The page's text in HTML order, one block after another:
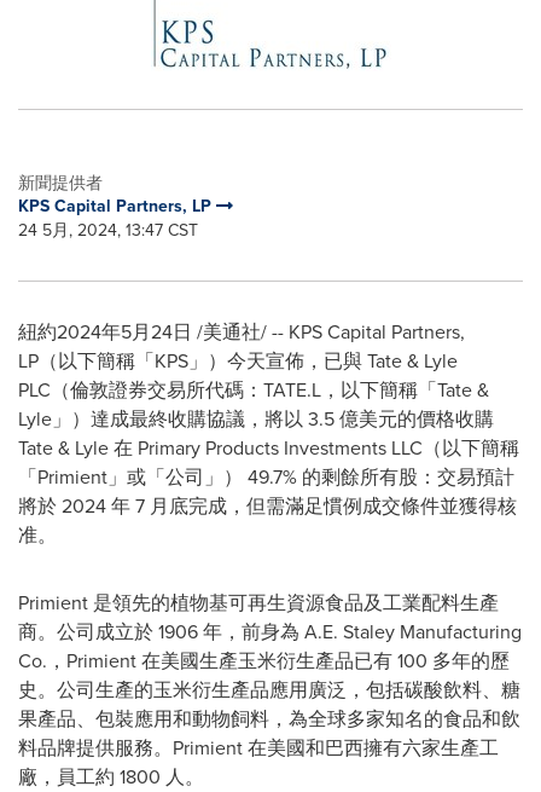
新聞提供者
KPS Capital Partners, LP
24 5月, 2024, 13:47 CST
紐約2024年5月24日 /美通社/ -- KPS Capital Partners,
LP（以下簡稱「KPS」）今天宣佈，已與 Tate & Lyle
PLC（倫敦證券交易所代碼：TATE.L，以下簡稱「Tate &
Lyle」）達成最終收購協議，將以 3.5 億美元的價格收購
Tate & Lyle 在 Primary Products Investments LLC（以下簡稱
「Primient」或「公司」） 49.7% 的剩餘所有股：交易預計
將於 2024 年 7 月底完成，但需滿足慣例成交條件並獲得核
准。
Primient 是領先的植物基可再生資源食品及工業配料生產
商。公司成立於 1906 年，前身為 A.E. Staley Manufacturing
Co.，Primient 在美國生產玉米衍生產品已有 100 多年的歷
史。公司生產的玉米衍生產品應用廣泛，包括碳酸飲料、糖
果產品、包裝應用和動物飼料，為全球多家知名的食品和飲
料品牌提供服務。Primient 在美國和巴西擁有六家生產工
廠，員工約 1800 人。